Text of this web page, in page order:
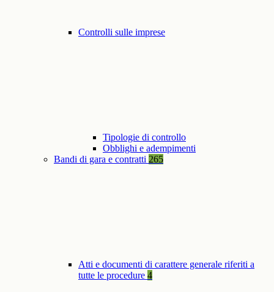
Controlli sulle imprese
Tipologie di controllo
Obblighi e adempimenti
Bandi di gara e contratti 265
Atti e documenti di carattere generale riferiti a
tutte le procedure 4